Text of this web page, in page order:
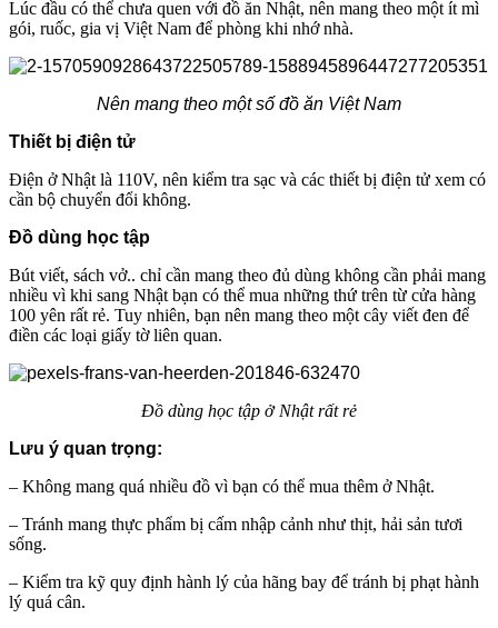
Lúc đầu có thể chưa quen với đồ ăn Nhật, nên mang theo một ít mì
gói, ruốc, gia vị Việt Nam để phòng khi nhớ nhà.
Nên mang theo một số đồ ăn Việt Nam
Thiết bị điện tử
Điện ở Nhật là 110V, nên kiểm tra sạc và các thiết bị điện tử xem có
cần bộ chuyển đổi không.
Đồ dùng học tập
Bút viết, sách vở.. chỉ cần mang theo đủ dùng không cần phải mang
nhiều vì khi sang Nhật bạn có thể mua những thứ trên từ cửa hàng
100 yên rất rẻ. Tuy nhiên, bạn nên mang theo một cây viết đen để
điền các loại giấy tờ liên quan.
Đồ dùng học tập ở Nhật rất rẻ
Lưu ý quan trọng:
– Không mang quá nhiều đồ vì bạn có thể mua thêm ở Nhật.
– Tránh mang thực phẩm bị cấm nhập cảnh như thịt, hải sản tươi
sống.
– Kiểm tra kỹ quy định hành lý của hãng bay để tránh bị phạt hành
lý quá cân.